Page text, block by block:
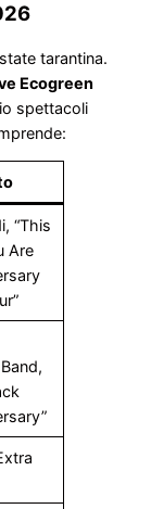
tarantina.
Ecogreen
spettacoli
“This
Are